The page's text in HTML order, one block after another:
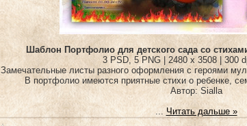
Шаблон Портфолио для детского сада со
3 PSD, 5 PNG | 2480 x 3508 | 300
Замечательные листы разного оформления с героями
В портфолио имеются приятные стихи о ребенке,
Автор: Sialla
... Читать дальше »